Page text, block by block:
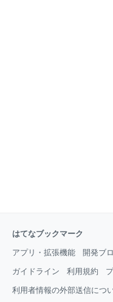
はてなブックマーク
アプリ・拡張機能 開発ブ
ガイドライン 利用規約
利用者情報の外部送信につ